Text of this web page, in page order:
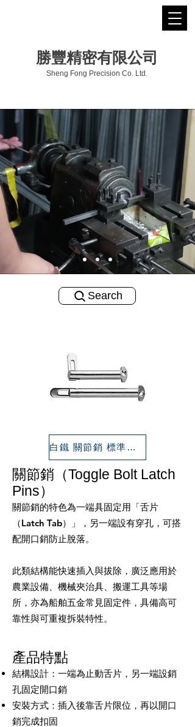
勝豐精密有限公司
Sheng Fong Precision Co. Ltd.
Search
白鐵 關節銷 標準尺寸
關節銷（Toggle Bolt Latch
Pins）
關節銷的特色為一端具固定用「舌片
（Latch Tab）」，另一端設有穿孔，可搭
配開口銷防止脫落。
此類結構能快速插入與拔除，廣泛應用於
農業設備、機械夾治具、搬運工具等場
所，亦為船舶五金常見固定件，具備高可
靠性與可重複拆裝特性。
​產品特點
結構設計：一端為止動舌片，另一端設銷
孔固定開口銷
安裝方式：插入後靠舌片限位，再以開口
銷完成扣固